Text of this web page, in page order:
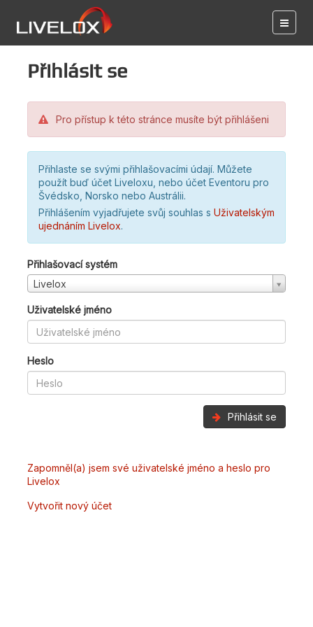
Přihlásit se
Pro přístup k této stránce musíte být přihlášeni
Přihlaste se svými přihlašovacími údají. Můžete
použít buď účet Liveloxu, nebo účet Eventoru pro
Švédsko, Norsko nebo Austrálii.
Přihlášením vyjadřujete svůj souhlas s Uživatelským
ujednáním Livelox.
Přihlašovací systém
Livelox
Uživatelské jméno
Heslo
Přihlásit se
Zapomněl(a) jsem své uživatelské jméno a heslo pro
Livelox
Vytvořit nový účet